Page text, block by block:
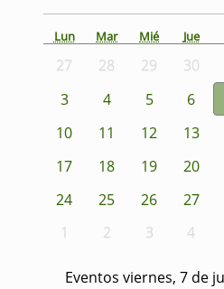
Lun Mar Mié Jue
27 28 29 30
3
4 5 6
10
11 12 13
17
18 19 20
24
25 26 27
1
2 3 4
Eventos viernes, 7 de